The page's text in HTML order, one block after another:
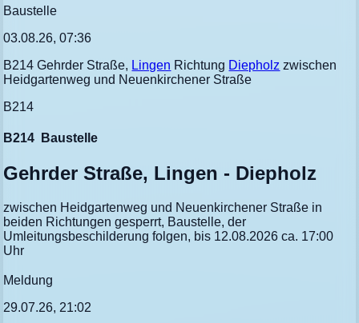
Baustelle
03.08.26, 07:36
B214 Gehrder Straße, Lingen Richtung Diepholz zwischen
Heidgartenweg und Neuenkirchener Straße
B214
B214 Baustelle
Gehrder Straße, Lingen - Diepholz
zwischen Heidgartenweg und Neuenkirchener Straße in
beiden Richtungen gesperrt, Baustelle, der
Umleitungsbeschilderung folgen, bis 12.08.2026 ca. 17:00
Uhr
Meldung
29.07.26, 21:02